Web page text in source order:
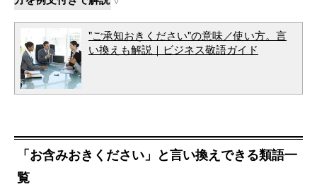
"ご承知おきください"の意味／使い方。言
い換えも解説｜ビジネス敬語ガイド
「お含みおきください」と言い換えできる類語一
覧